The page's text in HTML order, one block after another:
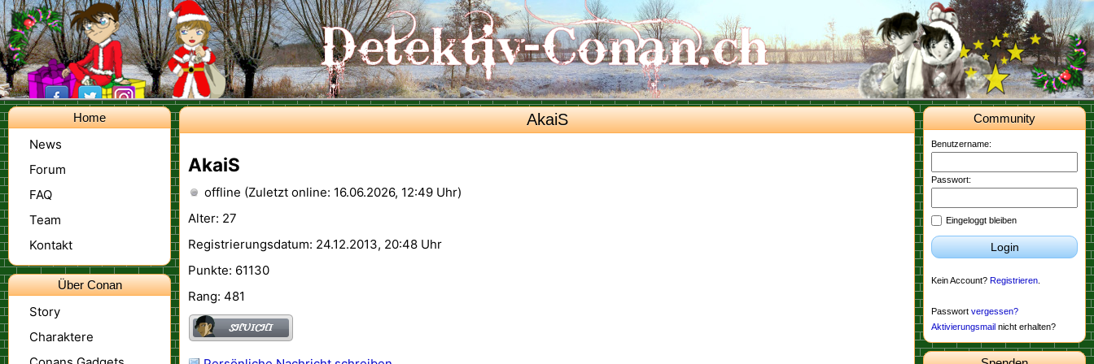
Home
News
Forum
FAQ
Team
Kontakt
Über Conan
Story
Charaktere
Community
Benutzername:
Passwort:
Eingeloggt bleiben
Login
Kein Account? Registrieren
Passwort vergessen?
Aktivierungsmail nicht erhalten?
AkaiS
AkaiS
offline (Zuletzt online: 16.06.2026, 12:49 Uhr)
Alter: 27
Registrierungsdatum: 24.12.2013, 20:48 Uhr
Punkte: 61130
Rang: 481